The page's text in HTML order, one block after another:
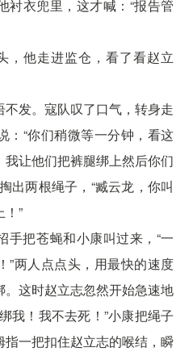
衬衣兜里，这才喊：“报告管
，他走进监仓，看了看赵立
发。寇队叹了口气，转身走
：“你们稍微等一分钟，看这
让他们把裤腿绑上然后你们
出两根绳子，“臧云龙，你叫
”
手把苍蝇和小康叫过来，“一
”两人点点头，用最快的速度
这时赵立志忽然开始急速地
我！我不去死！”小康把绳子
一把扣住赵立志的喉结，瞬